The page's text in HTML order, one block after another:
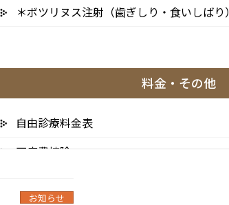
程につきま
い申し上げま
お知らせ
＊ボツリヌス注射（歯ぎしり・食いしばり）
料金・その他
自由診療料金表
医療費控除